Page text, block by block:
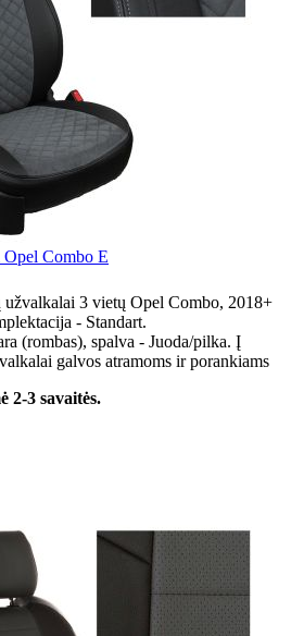
Combo E
3 vietų Opel Combo, 2018+
- Standart.
(rombas), spalva - Juoda/pilka. Į
galvos atramoms ir porankiams
2-3 savaitės.